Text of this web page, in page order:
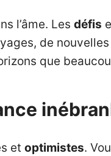
l’âme. Les défis
de
que
et optimistes.